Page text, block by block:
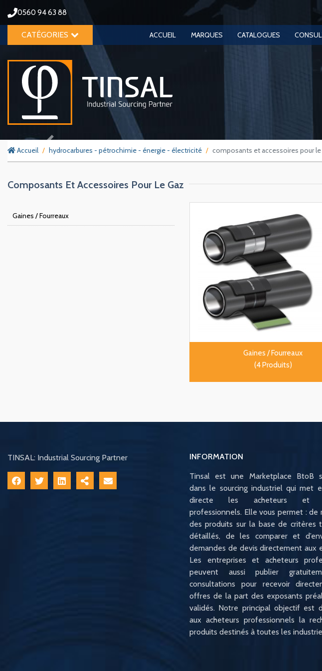
0560 94 63 88
CATÉGORIES ACCUEIL MARQUES CATALOGUES
Accueil hydrocarbures - pétrochimie - énergie - électricité composants et accessoires pour le
Composants Et Accessoires Pour Le Gaz
Gaines / Fourreaux
Gaines / Fourreaux
(4 Produits)
TINSAL: Industrial Sourcing Partner INFORMATION
Tinsal est une Marketplace BtoB
dans le sourcing industriel qui met
directe les acheteurs et
professionnels. Elle vous permet : de
des produits sur la base de critères
détaillés, de les comparer et
demandes de devis directement aux
Les entreprises et acheteurs
peuvent aussi publier
consultations pour recevoir
offres de la part des exposants
validés. Notre principal objectif est
aux acheteurs professionnels la
produits destinés à toutes les